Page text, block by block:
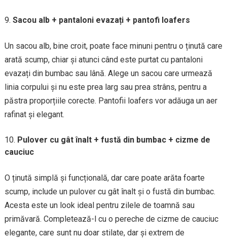
Sacou alb + pantaloni evazați + pantofi loafers
Un sacou alb, bine croit, poate face minuni pentru o ținută care
arată scump, chiar și atunci când este purtat cu pantaloni
evazați din bumbac sau lână. Alege un sacou care urmează
linia corpului și nu este prea larg sau prea strâns, pentru a
păstra proporțiile corecte. Pantofii loafers vor adăuga un aer
rafinat și elegant.
Pulover cu gât înalt + fustă din bumbac + cizme de
cauciuc
O ținută simplă și funcțională, dar care poate arăta foarte
scump, include un pulover cu gât înalt și o fustă din bumbac.
Acesta este un look ideal pentru zilele de toamnă sau
primăvară. Completează-l cu o pereche de cizme de cauciuc
elegante, care sunt nu doar stilate, dar și extrem de